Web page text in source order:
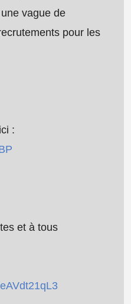
vague de
pour les
:
et à tous